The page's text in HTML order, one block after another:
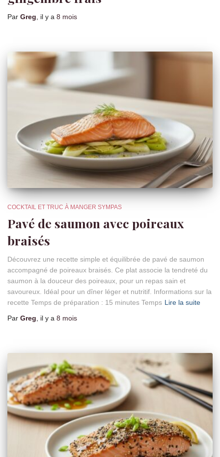
Par Greg , il y a 8 mois
COCKTAIL ET TRUC À MANGER SYMPAS
Pavé de saumon avec poireaux
braisés
Découvrez une recette simple et équilibrée de pavé de saumon
accompagné de poireaux braisés. Ce plat associe la tendreté du
saumon à la douceur des poireaux, pour un repas sain et
savoureux. Idéal pour un dîner léger et nutritif. Informations sur la
recette Temps de préparation : 15 minutes Temps Lire la suite
Par Greg, il y a 8 mois